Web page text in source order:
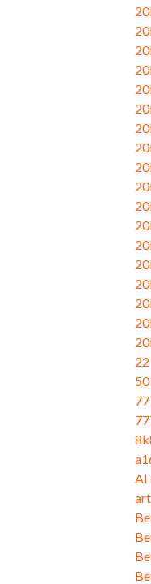
AI